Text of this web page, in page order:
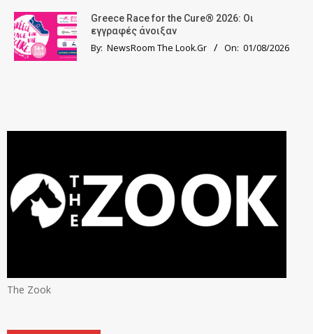
Greece Race for the Cure® 2026: Οι
εγγραφές άνοιξαν
By: NewsRoom The Look.Gr On: 01/08/2026
The Zook